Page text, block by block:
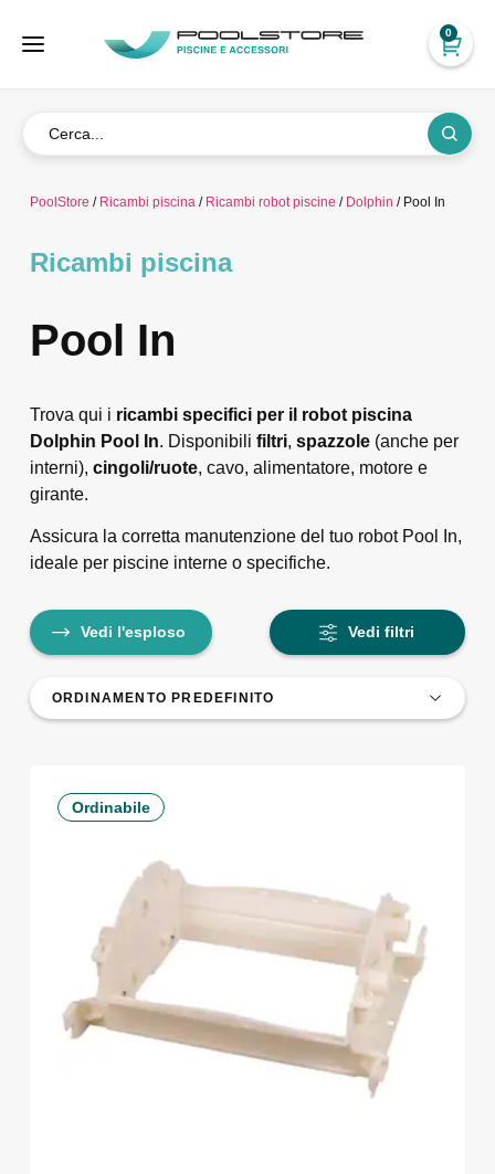
0
PoolStore / Ricambi piscina/ Ricambi robot piscine / Dolphin / Pool In
Ricambi piscina
Pool In
Trova qui i ricambi specifici per il robot piscina
Dolphin Pool In. Disponibili filtri, spazzole(anche per
interni), cingoli/ruote, cavo, alimentatore, motore e
girante.
Assicura la corretta manutenzione del tuo robot Pool In,
ideale per piscine interne o specifiche.
Vedi filtri
Vedi l'esploso
Ordinabile